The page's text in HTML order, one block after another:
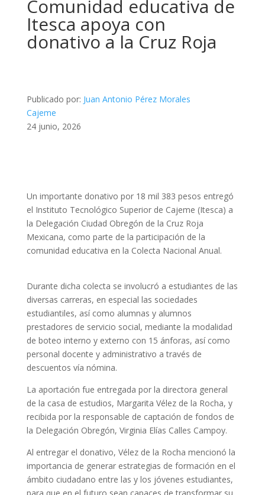
Comunidad educativa de
Itesca apoya con
donativo a la Cruz Roja
Publicado por: Juan Antonio Pérez Morales
Cajeme
24 junio, 2026
Un importante donativo por 18 mil 383 pesos entregó
el Instituto Tecnológico Superior de Cajeme (Itesca) a
la Delegación Ciudad Obregón de la Cruz Roja
Mexicana, como parte de la participación de la
comunidad educativa en la Colecta Nacional Anual.
Durante dicha colecta se involucró a estudiantes de las
diversas carreras, en especial las sociedades
estudiantiles, así como alumnas y alumnos
prestadores de servicio social, mediante la modalidad
de boteo interno y externo con 15 ánforas, así como
personal docente y administrativo a través de
descuentos vía nómina.
La aportación fue entregada por la directora general
de la casa de estudios, Margarita Vélez de la Rocha, y
recibida por la responsable de captación de fondos de
la Delegación Obregón, Virginia Elías Calles Campoy.
Al entregar el donativo, Vélez de la Rocha mencionó la
importancia de generar estrategias de formación en el
ámbito ciudadano entre las y los jóvenes estudiantes,